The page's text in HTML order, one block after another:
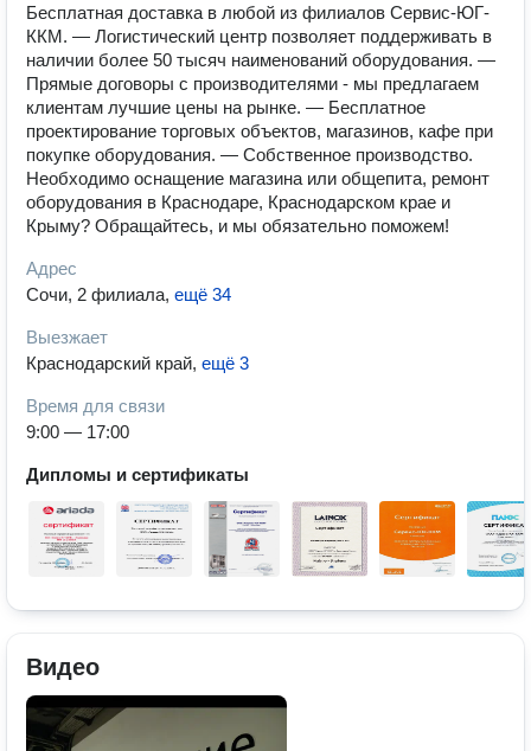
Бесплатная доставка в любой из филиалов Сервис-ЮГ-
ККМ. — Логистический центр позволяет поддерживать в
наличии более 50 тысяч наименований оборудования. —
Прямые договоры с производителями - мы предлагаем
клиентам лучшие цены на рынке. — Бесплатное
проектирование торговых объектов, магазинов, кафе при
покупке оборудования. — Собственное производство.
Необходимо оснащение магазина или общепита, ремонт
оборудования в Краснодаре, Краснодарском крае и
Крыму? Обращайтесь, и мы обязательно поможем!
Адрес
Сочи, 2 филиала, ещё 34
Выезжает
Краснодарский край, ещё 3
Время для связи
9:00 — 17:00
Дипломы и сертификаты
Видео